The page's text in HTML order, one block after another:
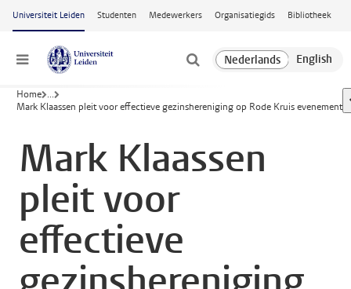
Ga naar hoofdinhoud
Universiteit Leiden Studenten Medewerkers Organisatiegids Bibliotheek
Menu
Home ...
Mark Klaassen pleit voor effectieve gezinshereniging op Rode Kruis evenement
Mark Klaassen
pleit voor
effectieve